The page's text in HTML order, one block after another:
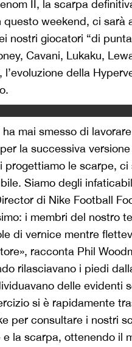
II, la scarpa
weekend, ci sarà
nostri giocatori “di
Cavani, Lukaku,
della
mai smesso di
la successiva
progettiamo le scarpe,
Siamo degli
di Nike Football
i membri del nostro
di vernice mentre
racconta Phil
rilasciavano i piedi
delle evidenti
si è rapidamente
per consultare i nostri
la scarpa, ottenendo il